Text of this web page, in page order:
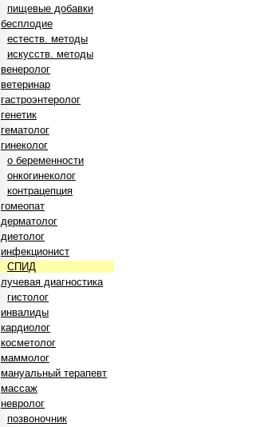
пищевые добавки
бесплодие
естеств. методы
искусств. методы
венеролог
ветеринар
гастроэнтеролог
генетик
гематолог
гинеколог
о беременности
онкогинеколог
контрацепция
гомеопат
дерматолог
диетолог
инфекционист
СПИД
лучевая диагностика
гистолог
инвалиды
кардиолог
косметолог
маммолог
мануальный терапевт
массаж
невролог
позвоночник